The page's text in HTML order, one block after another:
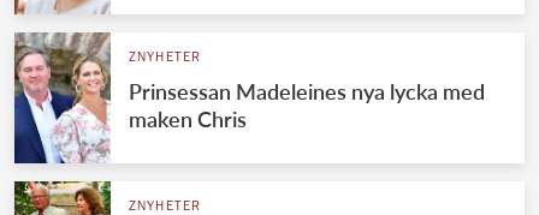
ZNYHETER
Prinsessan Madeleines nya lycka med
maken Chris
ZNYHETER